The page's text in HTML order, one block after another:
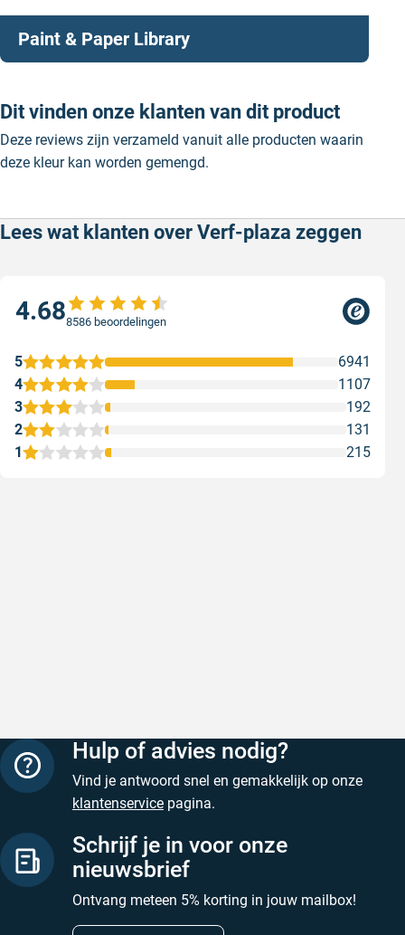
Paint & Paper Library
Dit vinden onze klanten van dit product
Deze reviews zijn verzameld vanuit alle producten waarin
deze kleur kan worden gemengd.
Lees wat klanten over Verf-plaza zeggen
4.688586 beoordelingen
1 215
2 131
3 192
4 1107
5 6941
Hulp of advies nodig?
Vind je antwoord snel en gemakkelijk op onze
klantenservice pagina.
Schrijf je in voor onze
nieuwsbrief
Ontvang meteen 5% korting in jouw mailbox!